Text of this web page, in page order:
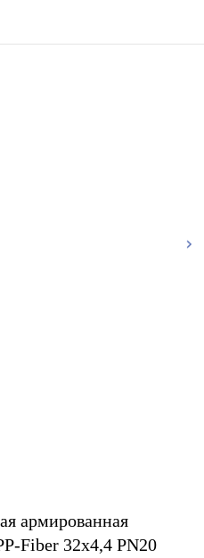
армированная
Fiber 32х4,4 PN20